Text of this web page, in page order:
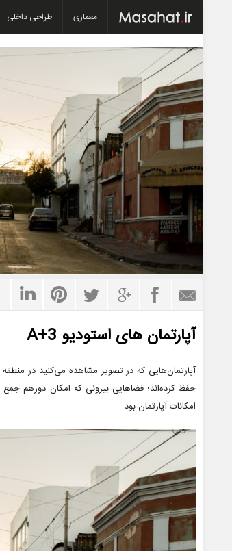
معماری طراحی داخلی
آپارتمان های استودیو A+3
آپارتمان‌هایی که در تصویر مشاهده می‌کنید در
حفظ کرده‌اند؛ فضاهایی بیرونی که امکان دورهم
امکانات آپارتمان بود.